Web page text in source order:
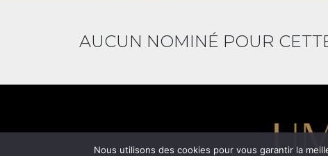
AUCUN NOMINÉ POUR
Nous utilisons des cookies pour vous garantir la